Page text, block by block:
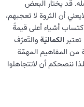
0/20
0/7
0/18
قد يختار البعض
أن الثروة لا تعجبهم،
أشیاء أعلی قیمةً
الکمالیّةوالتّعرّف
من المفاهیم المهمّة
ننصحکم أن لاتتجاهلوا